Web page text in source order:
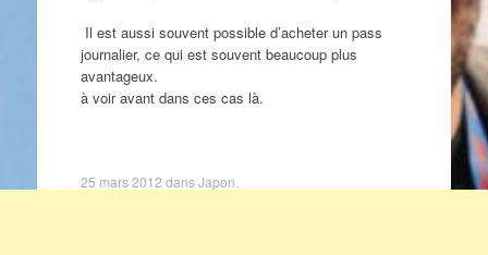
Il est aussi souvent possible d’acheter un pass
journalier, ce qui est souvent beaucoup plus
avantageux.
à voir avant dans ces cas là.
25 mars 2012 dansJapon